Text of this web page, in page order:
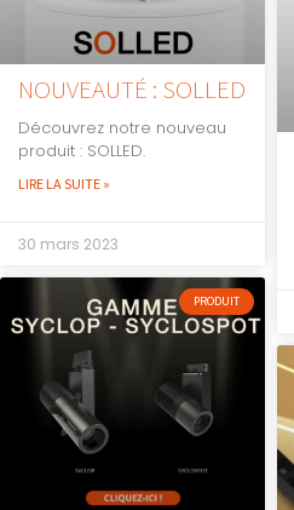
NOUVEAUTÉ : SOLLED
Découvrez notre nouveau
produit : SOLLED.
LIRE LA SUITE »
30 mars 2023
PRODUIT